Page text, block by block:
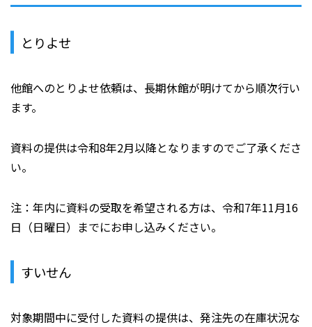
とりよせ
他館へのとりよせ依頼は、長期休館が明けてから順次行い
ます。
資料の提供は令和8年2月以降となりますのでご了承くださ
い。
注：年内に資料の受取を希望される方は、令和7年11月16
日（日曜日）までにお申し込みください。
すいせん
対象期間中に受付した資料の提供は、発注先の在庫状況な